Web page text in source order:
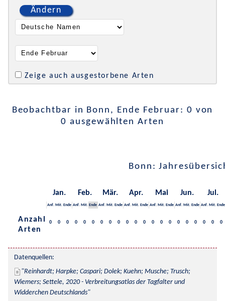
Ändern
Zeige auch ausgestorbene Arten
Beobachtbar in Bonn, Ende Februar: 0 von
0 ausgewählten Arten
Bonn:
Jan. Feb. Mär. Apr. Mai Jun. Jul.
Anf. Mit. Ende Anf. Mit. Ende Anf. Mit. Ende Anf. Mit. Ende Anf. Mit. Ende Anf. Mit. Ende Anf. Mit. Ende
Anzahl
Arten
0 0 0 0 0 0 0 0 0 0 0 0 0 0 0 0 0 0 0 0 0
Datenquellen:
Reinhardt; Harpke; Caspari; Dolek; Kuehn; Musche; Trusch;
Wiemers; Settele, 2020 - Verbreitungsatlas der Tagfalter und
Widderchen Deutschlands